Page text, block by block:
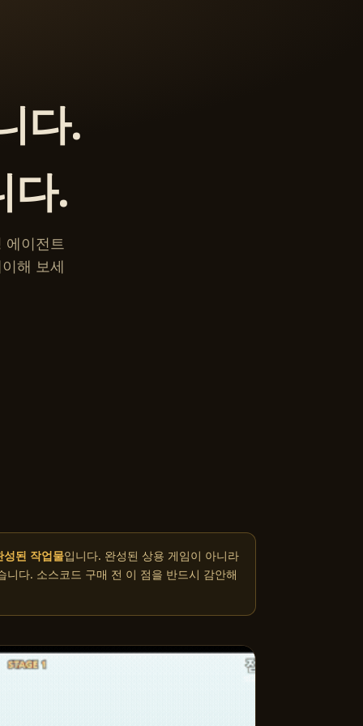
다.
다.
에이전트
해 보세
성된 작업물입니다. 완성된 상용 게임이 아니라
다. 소스코드 구매 전 이 점을 반드시 감안해